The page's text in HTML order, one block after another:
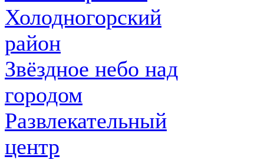
Холодногорский
район
Звёздное небо над
городом
Развлекательный
центр